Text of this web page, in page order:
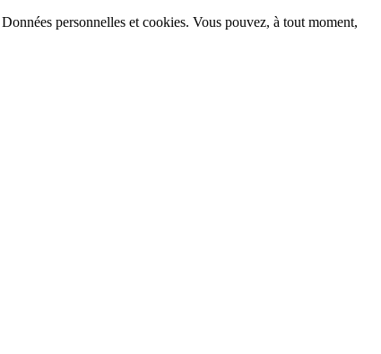
personnelles et cookies. Vous pouvez, à tout moment,